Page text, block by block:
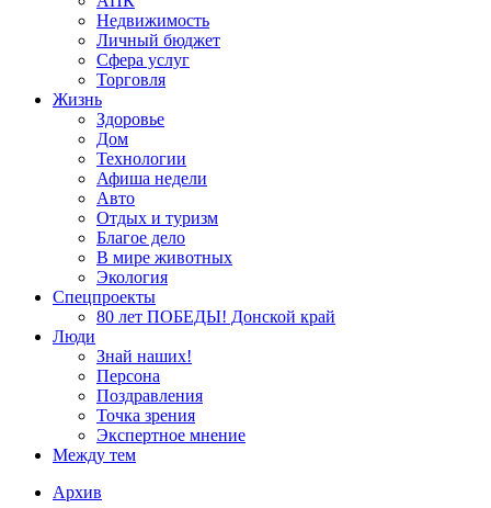
Недвижимость
Личный бюджет
Сфера услуг
Торговля
Жизнь
Здоровье
Дом
Технологии
Афиша недели
Авто
Отдых и туризм
Благое дело
В мире животных
Экология
Спецпроекты
80 лет ПОБЕДЫ! Донской край
Люди
Знай наших!
Персона
Поздравления
Точка зрения
Экспертное мнение
Между тем
Архив